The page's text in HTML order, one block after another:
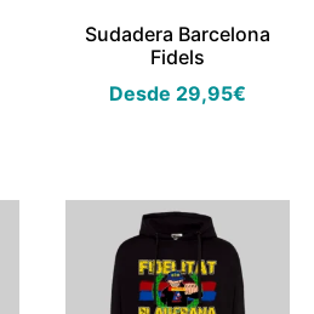
Sudadera Barcelona
Fidels
Desde 29,95€